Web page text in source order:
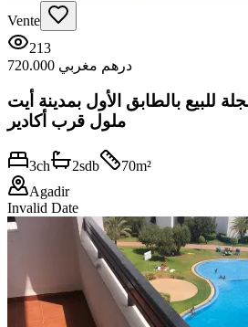
Vente
213
720.000 درهم مغربي
بالطابق الأول بمدينة أيت
ملول قرب أكادير
3ch 2sdb 70m²
Agadir
Invalid Date